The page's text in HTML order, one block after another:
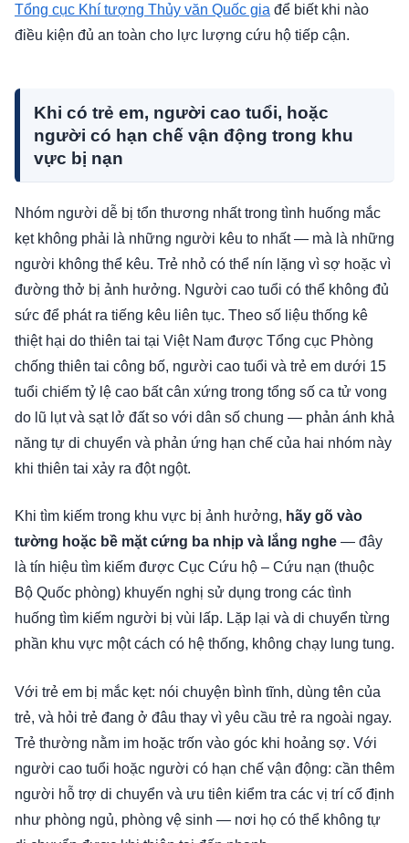
Tổng cục Khí tượng Thủy văn Quốc gia để biết khi nào
điều kiện đủ an toàn cho lực lượng cứu hộ tiếp cận.
Khi có trẻ em, người cao tuổi, hoặc
người có hạn chế vận động trong khu
vực bị nạn
Nhóm người dễ bị tổn thương nhất trong tình huống mắc
kẹt không phải là những người kêu to nhất — mà là những
người không thể kêu. Trẻ nhỏ có thể nín lặng vì sợ hoặc vì
đường thở bị ảnh hưởng. Người cao tuổi có thể không đủ
sức để phát ra tiếng kêu liên tục. Theo số liệu thống kê
thiệt hại do thiên tai tại Việt Nam được Tổng cục Phòng
chống thiên tai công bố, người cao tuổi và trẻ em dưới 15
tuổi chiếm tỷ lệ cao bất cân xứng trong tổng số ca tử vong
do lũ lụt và sạt lở đất so với dân số chung — phản ánh khả
năng tự di chuyển và phản ứng hạn chế của hai nhóm này
khi thiên tai xảy ra đột ngột.
Khi tìm kiếm trong khu vực bị ảnh hưởng, hãy gõ vào
tường hoặc bề mặt cứng ba nhịp và lắng nghe — đây
là tín hiệu tìm kiếm được Cục Cứu hộ – Cứu nạn (thuộc
Bộ Quốc phòng) khuyến nghị sử dụng trong các tình
huống tìm kiếm người bị vùi lấp. Lặp lại và di chuyển từng
phần khu vực một cách có hệ thống, không chạy lung tung.
Với trẻ em bị mắc kẹt: nói chuyện bình tĩnh, dùng tên của
trẻ, và hỏi trẻ đang ở đâu thay vì yêu cầu trẻ ra ngoài ngay.
Trẻ thường nằm im hoặc trốn vào góc khi hoảng sợ. Với
người cao tuổi hoặc người có hạn chế vận động: cần thêm
người hỗ trợ di chuyển và ưu tiên kiểm tra các vị trí cố định
như phòng ngủ, phòng vệ sinh — nơi họ có thể không tự